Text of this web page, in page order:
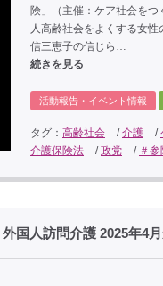
険」（主催：ケア社会を
人高齢社会をよくする女
信三恵子の信じら…
続きを見る
活動報告・イベント情報
タグ： 高齢社会 /介護 /
介護保険法
/政党 / ＃
国人訪問介護 2025年4